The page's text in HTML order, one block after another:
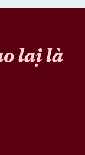
lại là